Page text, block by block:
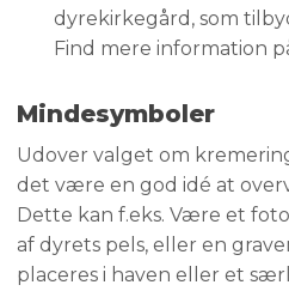
dyrekirkegård, som
Find mere information
Mindesymboler
​Udover valget om
det være en god idé at
Dette kan f.eks. Være et
af dyrets pels, eller en
placeres i haven eller et